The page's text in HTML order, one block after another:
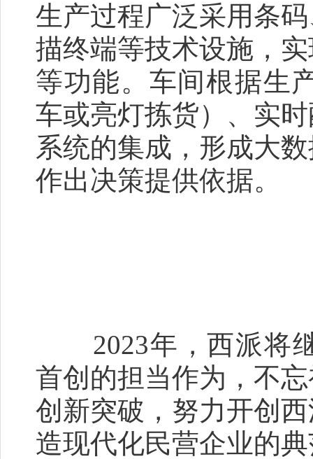
生产过程广泛采用条
描终端等技术设施，
等功能。车间根据生
车或亮灯拣货）、实
系统的集成，形成大
作出决策提供依据。
2023年，西派将继
首创的担当作为，不
创新突破，努力开创
造现代化民营企业的